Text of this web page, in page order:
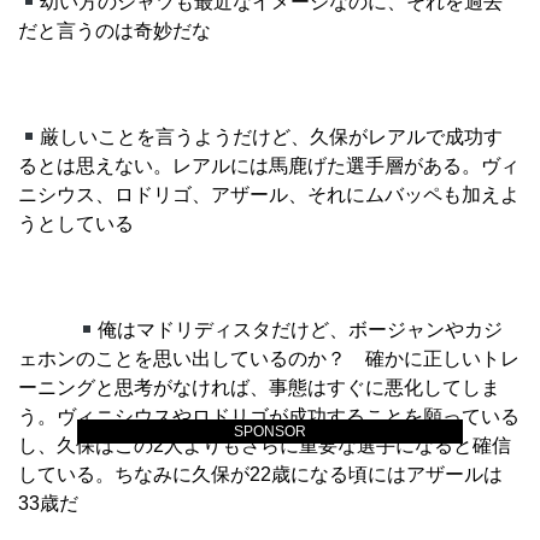
SPONSOR
だと言うのは奇妙だな
厳しいことを言うようだけど、久保がレアルで成功す
るとは思えない。レアルには馬鹿げた選手層がある。ヴィ
ニシウス、ロドリゴ、アザール、それにムバッペも加えよ
うとしている
俺はマドリディスタだけど、ボージャンやカジ
ェホンのことを思い出しているのか？ 確かに正しいトレ
ーニングと思考がなければ、事態はすぐに悪化してしま
う。ヴィニシウスやロドリゴが成功することを願っている
し、久保はこの2人よりもさらに重要な選手になると確信
している。ちなみに久保が22歳になる頃にはアザールは
33歳だ